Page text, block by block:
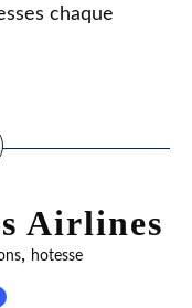
chaque
Airlines
, hotesse